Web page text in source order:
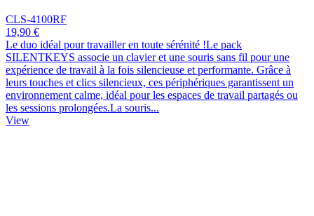
CLS-4100RF
19,90 €
Le duo idéal pour travailler en toute sérénité !Le pack
SILENTKEYS associe un clavier et une souris sans fil pour une
expérience de travail à la fois silencieuse et performante. Grâce à
leurs touches et clics silencieux, ces périphériques garantissent un
environnement calme, idéal pour les espaces de travail partagés ou
les sessions prolongées.La souris...
View